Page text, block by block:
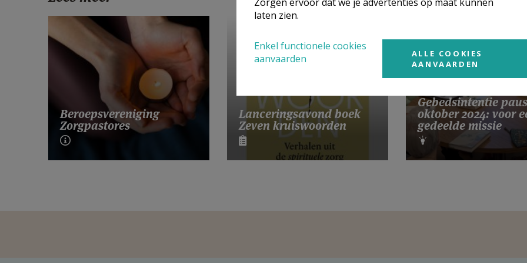
Beroepsvereniging
Zorgpastores
Lanceringsavond boek
Zeven kruiswoorden
Gebedsintentie paus
oktober 2024: voor
gedeelde missie
laten zien.
Enkel functionele cookies
aanvaarden
ALLE COOKIES
AANVAARDEN